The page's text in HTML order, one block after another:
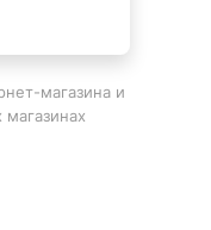
магазина и